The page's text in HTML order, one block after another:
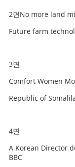
2면No more land
Future farm
3면
Comfort Women
Republic of
4면
A Korean Director
BBC